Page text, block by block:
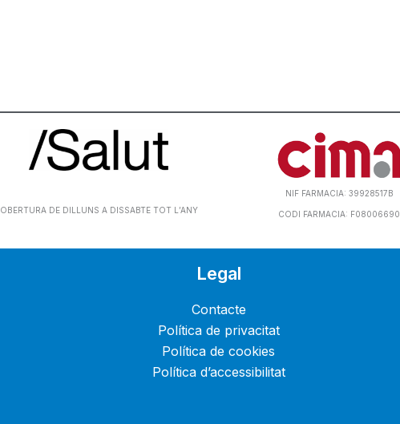
OBERTURA DE DILLUNS A DISSABTE TOT L’ANY
NIF FARMACIA: 39928517B
CODI FARMACIA: F08006690
Legal
Contacte
Política de privacitat
Política de cookies
Política d’accessibilitat